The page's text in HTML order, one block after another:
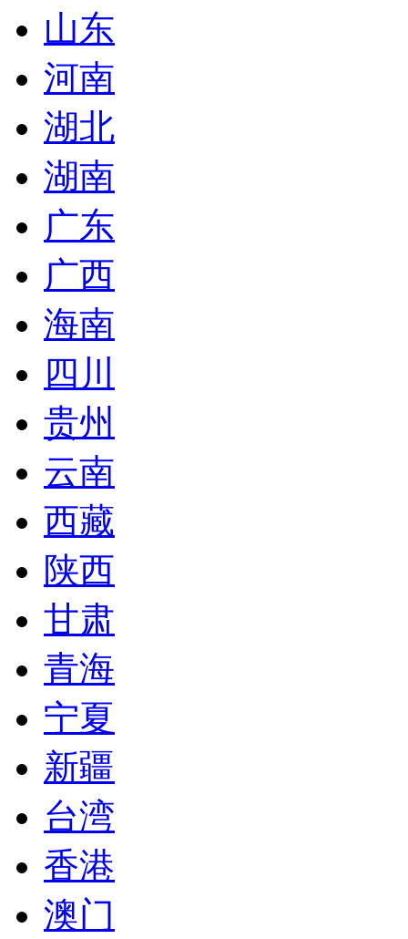
山东
河南
湖北
湖南
广东
广西
海南
四川
贵州
云南
西藏
陕西
甘肃
青海
宁夏
新疆
台湾
香港
澳门